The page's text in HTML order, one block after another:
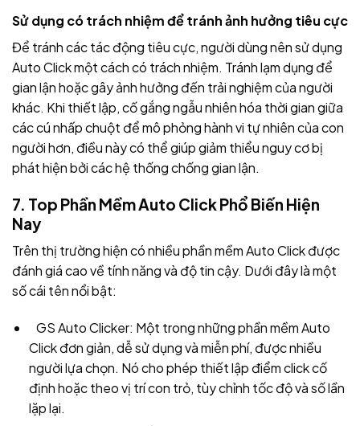
Sử dụng có trách nhiệm để tránh ảnh hưởng tiêu cực
Để tránh các tác động tiêu cực, người dùng nên sử dụng
Auto Click một cách có trách nhiệm. Tránh lạm dụng để
gian lận hoặc gây ảnh hưởng đến trải nghiệm của người
khác. Khi thiết lập, cố gắng ngẫu nhiên hóa thời gian giữa
các cú nhấp chuột để mô phỏng hành vi tự nhiên của con
người hơn, điều này có thể giúp giảm thiểu nguy cơ bị
phát hiện bởi các hệ thống chống gian lận.
7. Top Phần Mềm Auto Click Phổ Biến Hiện
Nay
Trên thị trường hiện có nhiều phần mềm Auto Click được
đánh giá cao về tính năng và độ tin cậy. Dưới đây là một
số cái tên nổi bật:
GS Auto Clicker: Một trong những phần mềm Auto
Click đơn giản, dễ sử dụng và miễn phí, được nhiều
người lựa chọn. Nó cho phép thiết lập điểm click cố
định hoặc theo vị trí con trỏ, tùy chỉnh tốc độ và số lần
lặp lại.